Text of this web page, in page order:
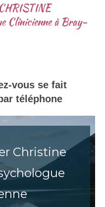
Clinicienne à Bray-
vous se fait
téléphone
Christine